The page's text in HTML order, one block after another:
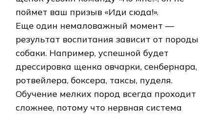
поймет ваш призыв «Иди сюда!».
Еще один немаловажный момент —
результат воспитания зависит от породы
собаки. Например, успешной будет
дрессировка щенка овчарки, сенбернара,
ротвейлера, боксера, таксы, пуделя.
Обучение мелких пород всегда проходит
сложнее, потому что нервная система